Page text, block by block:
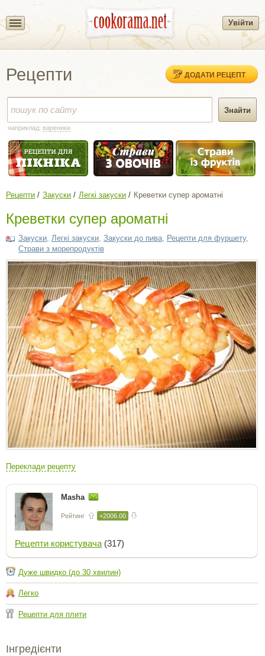
Увійти
Рецепти ДОДАТИ РЕЦЕПТ
наприклад: вареники
Рецепти Закуски Легкі закуски Креветки супер ароматні
Креветки супер ароматні
Закуски Легкі закуски Закуски до пива Рецепти для фуршету,
Страви з морепродуктів
Переклади рецепту
Masha
Рейтинг +2006.00
Рецепти користувача (317)
Дуже швидко (до 30 хвилин)
Легко
Рецепти для плити
Інгредієнти